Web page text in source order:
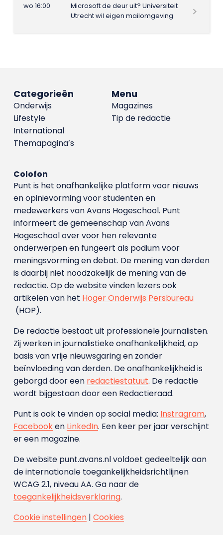
wo 16:00
Microsoft de deur uit? Universiteit
Utrecht wil eigen mailomgeving
Menu
Magazines
Tip de redactie
Categorieën
Onderwijs
Lifestyle
International
Themapagina’s
Colofon
Punt is het onafhankelijke platform voor nieuws
en opinievorming voor studenten en
medewerkers van Avans Hoge­school. Punt
informeert de gemeenschap van Avans
Hogeschool over voor hen relevante
onderwerpen en fungeert als podium voor
meningsvorming en debat. De mening van derden
is daarbij niet noodzakelijk de mening van de
redactie. Op de website vinden lezers ook
artikelen van het Hoger Onderwijs Persbureau
(HOP).
De redactie bestaat uit professionele journalisten.
Zij werken in journalistieke onafhankelijkheid, op
basis van vrije nieuwsgaring en zonder
beïnvloeding van derden. De onafhankelijkheid is
geborgd door een redactiestatuut. De redactie
wordt bijgestaan door een Redactieraad.
Punt is ook te vinden op social media: Instragram,
Facebooken LinkedIn. Een keer per jaar verschijnt
er een magazine.
De website punt.avans.nl voldoet gedeeltelijk aan
de internationale toegankelijkheidsrichtlijnen
WCAG 2.1, niveau AA. Ga naar de
toegankelijkheidsverklaring.
Cookie instellingen| Cookies